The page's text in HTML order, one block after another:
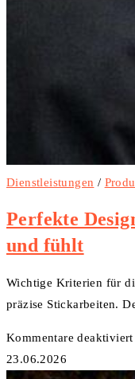
Dienstleistungen /
Perfekte
und fühlt
Wichtige Kriterien für
präzise Stickarbeiten.
Kommentare deaktiviert
23.06.2026